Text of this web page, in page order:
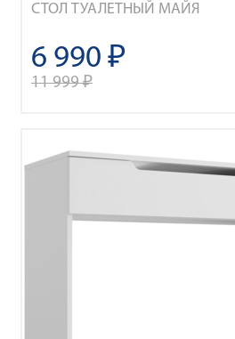
СТОЛ ТУАЛЕТНЫЙ МАЙЯ
6 990 ₽
11 999 ₽